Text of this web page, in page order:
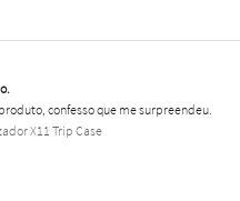
confesso que me surpreendeu.
X11 Trip Case